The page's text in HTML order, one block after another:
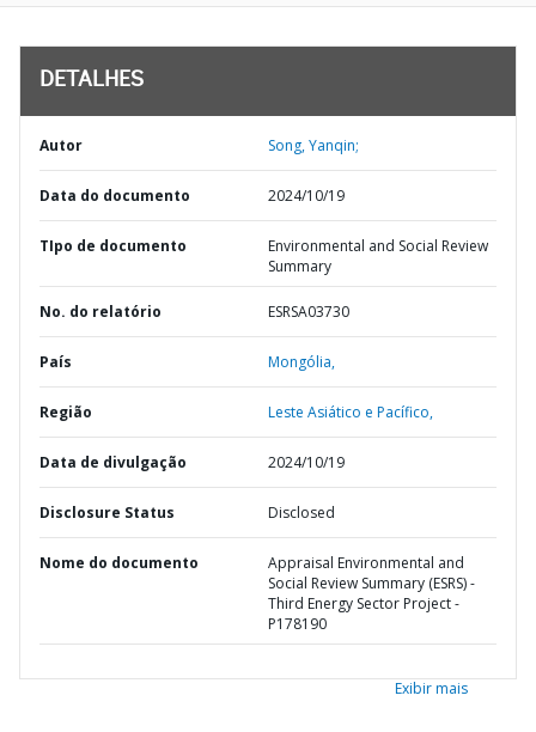
DETALHES
Autor Song, Yanqin;
Data do documento 2024/10/19
TIpo de documento
Environmental and Social Review
Summary
No. do relatório ESRSA03730
País Mongólia,
Região Leste Asiático e Pacífico,
Data de divulgação 2024/10/19
Disclosure Status Disclosed
Nome do documento
Appraisal Environmental and
Social Review Summary (ESRS) -
Third Energy Sector Project -
P178190
Exibir mais